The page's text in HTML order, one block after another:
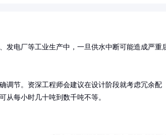
发电厂等工业生产中，一旦供水中断可能造成严重
调节。资深工程师会建议在设计阶段就考虑冗余配
从每小时几十吨到数千吨不等。